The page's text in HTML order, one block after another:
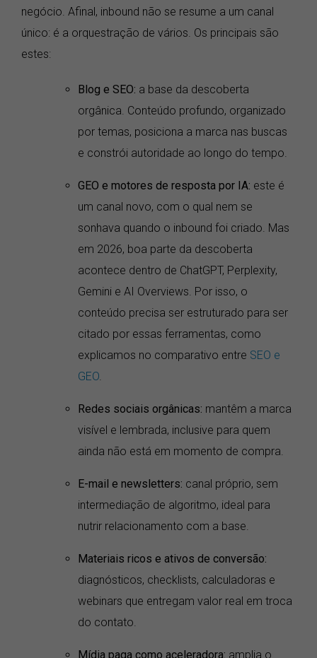
negócio. Afinal, inbound não se resume a um canal
único: é a orquestração de vários. Os principais são
estes:
Blog e SEO: a base da descoberta
orgânica. Conteúdo profundo, organizado
por temas, posiciona a marca nas buscas
e constrói autoridade ao longo do tempo.
GEO e motores de resposta por IA: este é
um canal novo, com o qual nem se
sonhava quando o inbound foi criado. Mas
em 2026, boa parte da descoberta
acontece dentro de ChatGPT, Perplexity,
Gemini e AI Overviews. Por isso, o
conteúdo precisa ser estruturado para ser
citado por essas ferramentas, como
explicamos no comparativo entre SEO e
GEO.
Redes sociais orgânicas: mantêm a marca
visível e lembrada, inclusive para quem
ainda não está em momento de compra.
E-mail e newsletters: canal próprio, sem
intermediação de algoritmo, ideal para
nutrir relacionamento com a base.
Materiais ricos e ativos de conversão:
diagnósticos, checklists, calculadoras e
webinars que entregam valor real em troca
do contato.
Mídia paga como aceleradora: amplia o